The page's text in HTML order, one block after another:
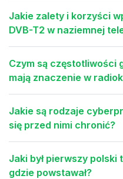
Jakie zalety i korzyści
DVB-T2 w naziemnej
Czym są częstotliwości
mają znaczenie w
Jakie są rodzaje
się przed nimi chronić?
Jaki był pierwszy
gdzie powstawał?